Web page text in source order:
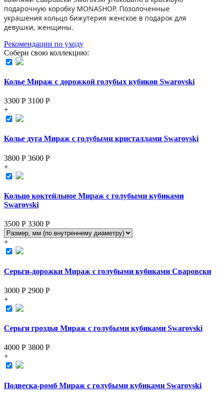
подарочную коробку MONASHOP. Позолоченные
украшения кольцо бижутерия женское в подарок для
девушки, женщины.
Рекомендации по уходу
Собери свою коллекцию:
Колье Мираж с дорожкой голубых кубиков Swarovski
3300 Р 3100 Р
+
Колье дуга Мираж с голубыми кристаллами Swarovski
3800 Р 3600 Р
+
Кольцо коктейльное Мираж с голубыми кубиками
Swarovski
3500 Р 3300 Р
+
Серьги-дорожки Мираж с голубыми кубиками Сваровски
3000 Р 2900 Р
+
Серьги гроздья Мираж с голубыми кубиками Swarovski
4000 Р 3800 Р
+
Подвеска-ромб Мираж с голубыми кубиками Swarovski